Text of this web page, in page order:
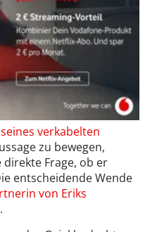
seines verkabelten
zu bewegen,
Frage, ob er
entscheidende Wende
von Eriks
.